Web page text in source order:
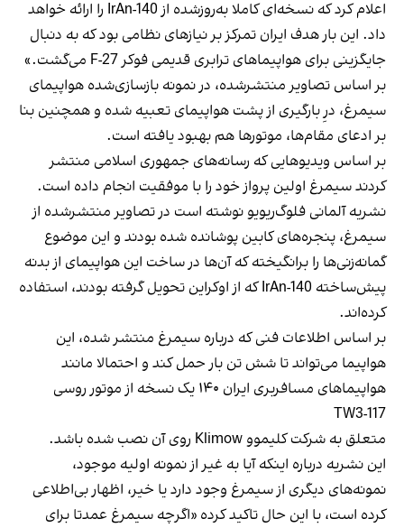
اعلام کرد که نسخه‌ای کاملا به‌روزشده از IrAn-140 را ارائه خواهد
داد. این بار هدف ایران تمرکز بر نیازهای نظامی بود که به دنبال
جایگزینی برای هواپیماهای ترابری قدیمی فوکر F-27 می‌گشت.»
بر اساس تصاویر منتشرشده، در نمونه بازسازی‌شده هواپیمای
سیمرغ، درِ بارگیری از پشت هواپیمای تعبیه شده و همچنین بنا
بر ادعای مقام‌ها، موتورها هم بهبود یافته است.
بر اساس ویدیوهایی که رسانه‌های جمهوری اسلامی منتشر
کردند سیمرغ اولین پرواز خود را با موفقیت انجام داده است.
نشریه آلمانی فلوگ‌ریویو نوشته است در تصاویر منتشرشده از
سیمرغ، پنجره‌های کابین پوشانده شده بودند و این موضوع
گمانه‌زنی‌ها را برانگیخته که آن‌ها در ساخت این هواپیمای از بدنه
پیش‌ساخته IrAn-140 که از اوکراین تحویل گرفته بودند، استفاده
کرده‌اند.
بر اساس اطلاعات فنی که درباره سیمرغ منتشر شده، این
هواپیما می‌تواند تا شش تن بار حمل کند و احتمالا مانند
هواپیماهای مسافربری ایران ۱۴۰ یک نسخه از موتور روسی
TW3-117
متعلق به شرکت کلیموو Klimow روی آن نصب شده باشد.
این نشریه درباره اینکه آیا به غیر از نمونه اولیه موجود،
نمونه‌های دیگری از سیمرغ وجود دارد یا خیر، اظهار بی‌اطلاعی
کرده است، با این حال تاکید کرده «اگرچه سیمرغ عمدتا برای